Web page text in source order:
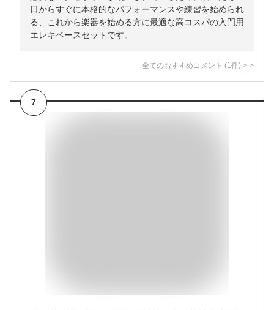
日からすぐに本格的なパフォーマンスや練習を始められ
る、これから楽器を始める方に最適な高コスパの入門用
エレキベースセットです。
全てのおすすめコメント (1 件) >
7